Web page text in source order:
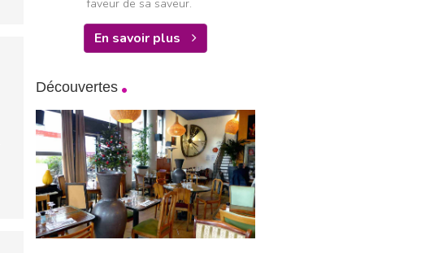
faveur de sa saveur.
En savoir plus
Découvertes